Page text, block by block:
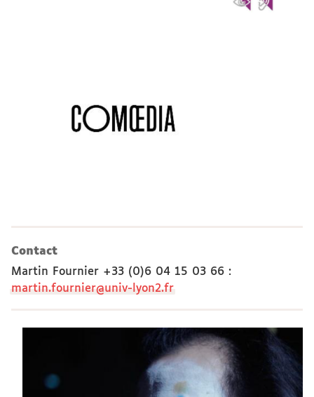
Contact
Martin Fournier +33 (0)6 04 15 03 66 :
martin.fournier@univ-lyon2.fr